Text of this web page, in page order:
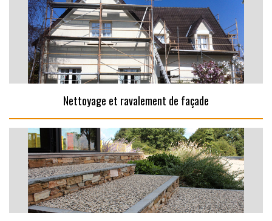
Nettoyage et ravalement de façade